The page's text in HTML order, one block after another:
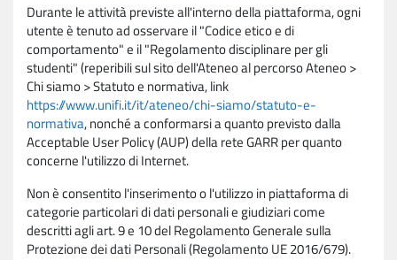
Durante le attività previste all'interno della piattaforma, ogni
utente è tenuto ad osservare il "Codice etico e di
comportamento" e il "Regolamento disciplinare per gli
studenti" (reperibili sul sito dell'Ateneo al percorso Ateneo >
Chi siamo > Statuto e normativa, link
https://www.unifi.it/it/ateneo/chi-siamo/statuto-e-
normativa, nonché a conformarsi a quanto previsto dalla
Acceptable User Policy (AUP) della rete GARR per quanto
concerne l'utilizzo di Internet.
Non è consentito l'inserimento o l'utilizzo in piattaforma di
categorie particolari di dati personali e giudiziari come
descritti agli art. 9 e 10 del Regolamento Generale sulla
Protezione dei dati Personali (Regolamento UE 2016/679).